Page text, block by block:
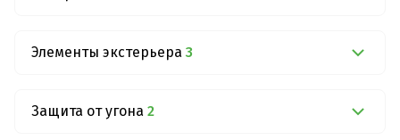
Элементы экстерьера 3
Защита от угона 2